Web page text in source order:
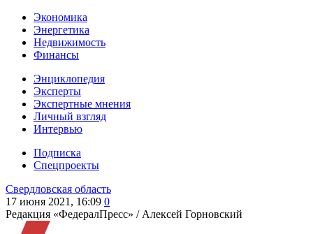
Экономика
Энергетика
Недвижимость
Финансы
Энциклопедия
Эксперты
Экспертные мнения
Личный взгляд
Интервью
Подписка
Спецпроекты
Свердловская область
17 июня 2021, 16:09 0
Редакция «ФедералПресс» / Алексей Горновский